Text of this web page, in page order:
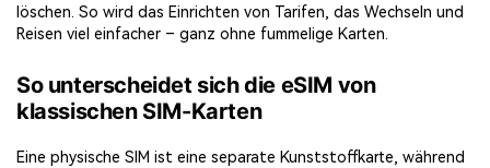
löschen. So wird das Einrichten von Tarifen, das Wechseln und
Reisen viel einfacher – ganz ohne fummelige Karten.
So unterscheidet sich die eSIM von
klassischen SIM-Karten
Eine physische SIM ist eine separate Kunststoffkarte, während